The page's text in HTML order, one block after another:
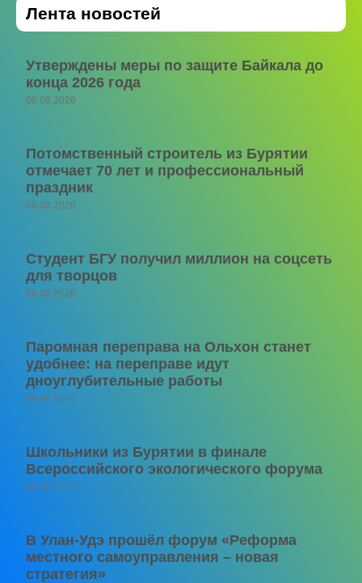
Лента новостей
Утверждены меры по защите Байкала до
конца 2026 года
06.08.2026
Потомственный строитель из Бурятии
отмечает 70 лет и профессиональный
праздник
06.08.2026
Студент БГУ получил миллион на соцсеть
для творцов
06.08.2026
Паромная переправа на Ольхон станет
удобнее: на переправе идут
дноуглубительные работы
06.08.2026
Школьники из Бурятии в финале
Всероссийского экологического форума
06.08.2026
В Улан-Удэ прошёл форум «Реформа
местного самоуправления – новая
стратегия»